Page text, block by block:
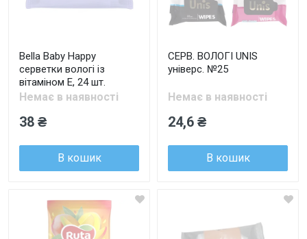
Bella Baby Happy
серветки вологі із
вітаміном E, 24 шт.
Немає в наявності
38 ₴
В кошик
СЕРВ. ВОЛОГІ UNIS
універс. №25
Немає в наявності
24,6 ₴
В кошик